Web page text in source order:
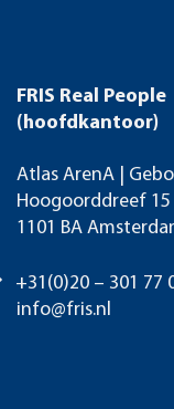
FRIS Real People
(hoofdkantoor)
Atlas ArenA |
Hoogoorddreef 15
1101 BA
+31(0)20 – 301 77
info@fris.nl